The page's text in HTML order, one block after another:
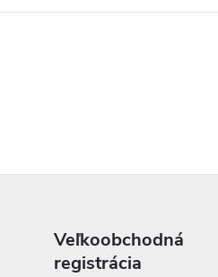
Veľkoobchodná
registrácia